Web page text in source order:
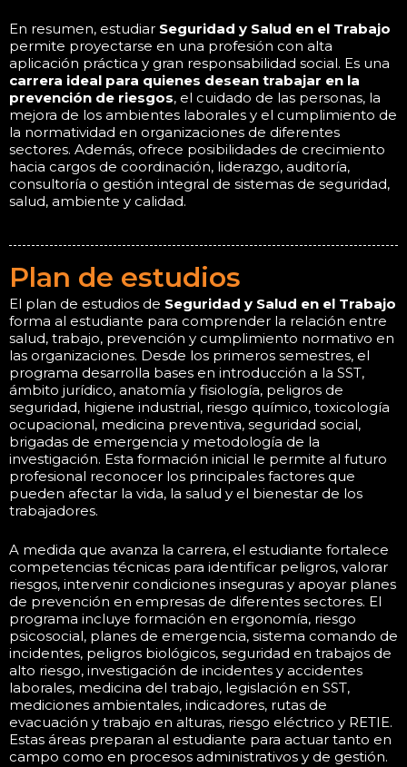
En resumen, estudiar Seguridad y Salud en el Trabajo
permite proyectarse en una profesión con alta
aplicación práctica y gran responsabilidad social. Es una
carrera ideal para quienes desean trabajar en la
prevención de riesgos, el cuidado de las personas, la
mejora de los ambientes laborales y el cumplimiento de
la normatividad en organizaciones de diferentes
sectores. Además, ofrece posibilidades de crecimiento
hacia cargos de coordinación, liderazgo, auditoría,
consultoría o gestión integral de sistemas de seguridad,
salud, ambiente y calidad.
Plan de estudios
El plan de estudios de Seguridad y Salud en el Trabajo
forma al estudiante para comprender la relación entre
salud, trabajo, prevención y cumplimiento normativo en
las organizaciones. Desde los primeros semestres, el
programa desarrolla bases en introducción a la SST,
ámbito jurídico, anatomía y fisiología, peligros de
seguridad, higiene industrial, riesgo químico, toxicología
ocupacional, medicina preventiva, seguridad social,
brigadas de emergencia y metodología de la
investigación. Esta formación inicial le permite al futuro
profesional reconocer los principales factores que
pueden afectar la vida, la salud y el bienestar de los
trabajadores.
A medida que avanza la carrera, el estudiante fortalece
competencias técnicas para identificar peligros, valorar
riesgos, intervenir condiciones inseguras y apoyar planes
de prevención en empresas de diferentes sectores. El
programa incluye formación en ergonomía, riesgo
psicosocial, planes de emergencia, sistema comando de
incidentes, peligros biológicos, seguridad en trabajos de
alto riesgo, investigación de incidentes y accidentes
laborales, medicina del trabajo, legislación en SST,
mediciones ambientales, indicadores, rutas de
evacuación y trabajo en alturas, riesgo eléctrico y RETIE.
Estas áreas preparan al estudiante para actuar tanto en
campo como en procesos administrativos y de gestión.